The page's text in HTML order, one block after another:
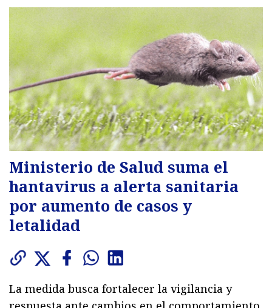
Ministerio de Salud suma el
hantavirus a alerta sanitaria
por aumento de casos y
letalidad
La medida busca fortalecer la vigilancia y